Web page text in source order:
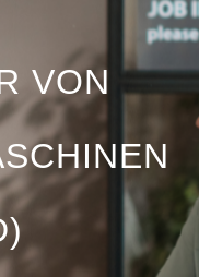
VON